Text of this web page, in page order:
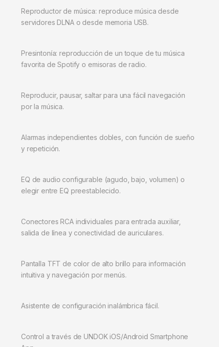
Reproductor de música: reproduce música desde
servidores DLNA o desde memoria USB.
Presintonía: reproducción de un toque de tu música
favorita de Spotify o emisoras de radio.
Reproducir, pausar, saltar para una fácil navegación
por la música.
Alarmas independientes dobles, con función de sueño
y repetición.
EQ de audio configurable (agudo, bajo, volumen) o
elegir entre EQ preestablecido.
Conectores RCA individuales para entrada auxiliar,
salida de línea y conectividad de auriculares.
Pantalla TFT de color de alto brillo para información
intuitiva y navegación por menús.
Asistente de configuración inalámbrica fácil.
Control a través de UNDOK iOS/Android Smartphone